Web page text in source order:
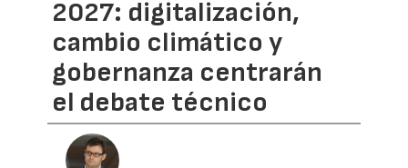
2027: digitalización,
cambio climático y
gobernanza centrarán
el debate técnico